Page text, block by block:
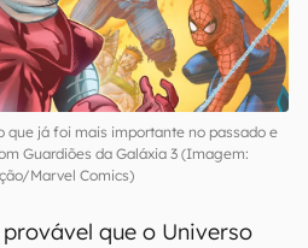
que já foi mais importante no passado e
Guardiões da Galáxia 3 (Imagem:
Marvel Comics)
que o Universo